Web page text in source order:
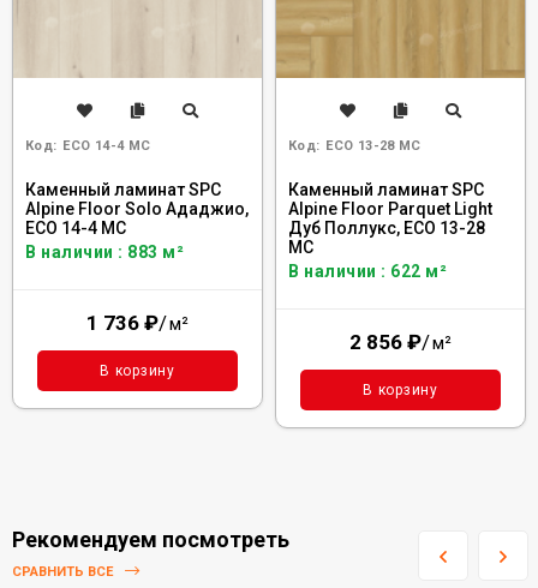
Код: ECO 14-4 MC
Каменный ламинат SPC
Alpine Floor Solo Ададжио,
ЕСО 14-4 MC
В наличии : 883 м²
1 736 ₽/м²
В корзину
Код: ECO 13-28 MC
Каменный ламинат SPC
Alpine Floor Parquet Light
Дуб Поллукс, ЕСО 13-28
MC
В наличии : 622 м²
2 856 ₽/м²
В корзину
Рекомендуем посмотреть
СРАВНИТЬ ВСЕ